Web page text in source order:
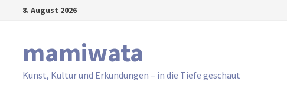
8. August 2026
mamiwata
Kunst, Kultur und Erkundungen – in die Tiefe geschaut